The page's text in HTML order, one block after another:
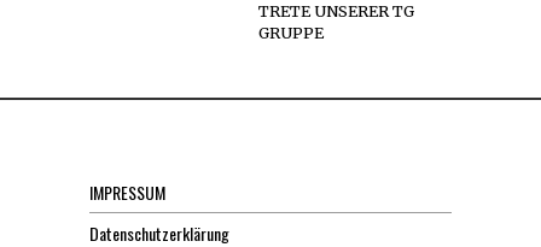
TRETE UNSERER TG
GRUPPE
IMPRESSUM
Datenschutzerklärung